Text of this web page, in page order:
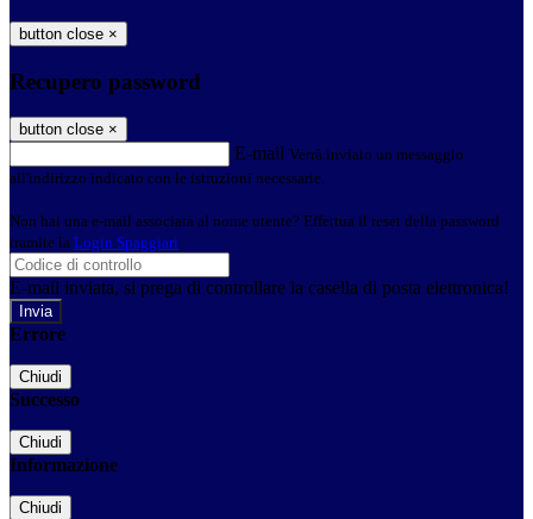
button close ×
Recupero password
button close ×
E-mail Verrà inviato un messaggio
all'indirizzo indicato con le istruzioni necessarie.
Non hai una e-mail associata al nome utente? Effettua il reset della password
tramite la Login Spaggiari
E-mail inviata, si prega di controllare la casella di posta elettronica!
Errore
Chiudi
Successo
Chiudi
Informazione
Chiudi